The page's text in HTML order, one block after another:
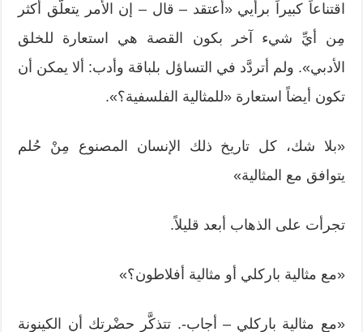
اقتناعاً كبيراً برأيي «أعتقد – قال – إن الأمر يتعلَّق أكثر
مِن أيِّ شيء آخر بكون القصة هي استعارة للخلق
الأدبي». ولم أتردَّد في التساؤل بلباقة وأدب: ألا يمكن أن
تكون أيضاً استعارة «للمثالية الفلسفية؟».
«بلا شك، كل تاريخ ذلك الإنسان المصنوع مِنْ حُلم
يتوافق مع المثالية»
تجرأت على الذهاب أبعد قليلاً.
«مع مثالية باركلي أو مثالية أفلاطون؟»
«مع مثالية باركلي – أجاب-. تتذكَّر حضْرتك أن الكينونة